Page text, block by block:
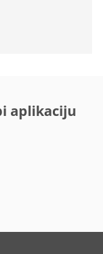
aplikaciju